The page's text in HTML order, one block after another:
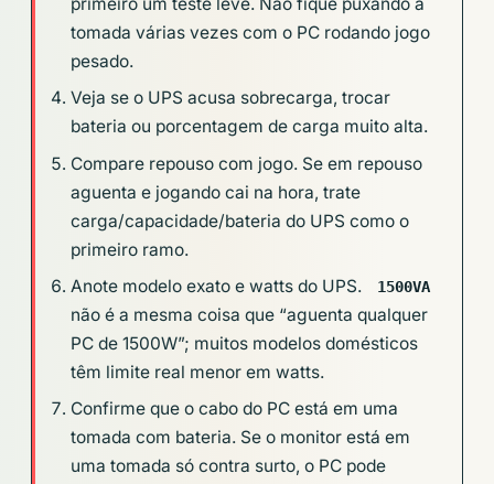
tomada várias vezes com o PC rodando jogo
pesado.
Veja se o UPS acusa sobrecarga, trocar
bateria ou porcentagem de carga muito alta.
Compare repouso com jogo. Se em repouso
aguenta e jogando cai na hora, trate
carga/capacidade/bateria do UPS como o
primeiro ramo.
Anote modelo exato e watts do UPS.
1500VA
não é a mesma coisa que “aguenta qualquer
PC de 1500W”; muitos modelos domésticos
têm limite real menor em watts.
Confirme que o cabo do PC está em uma
tomada com bateria. Se o monitor está em
uma tomada só contra surto, o PC pode